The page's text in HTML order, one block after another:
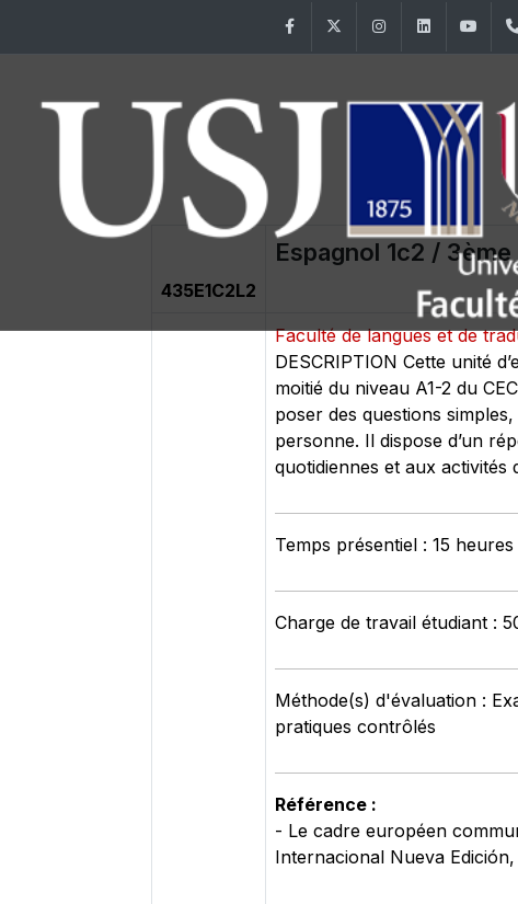
FacebookTwitter InstagramLinkedIn
435E1C2L2
Espagnol 1c2 /
Faculté de langues et de
DESCRIPTION Cette unité
moitié du niveau A1-2 du
poser des questions
personne. Il dispose d’un
quotidiennes et aux activités
Temps présentiel : 15 heures
Charge de travail étudiant :
Méthode(s) d'évaluation :
pratiques contrôlés
Référence :
- Le cadre européen
Internacional Nueva